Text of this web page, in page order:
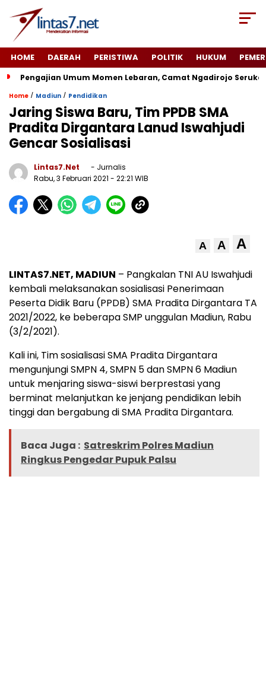
HOME DAERAH PERISTIWA POLITIK HUKUM
Pengajian Umum Momen Lebaran, Camat Ngadirojo
Home / Madiun / Pendidikan
Jaring Siswa Baru, Tim PPDB SMA
Pradita Dirgantara Lanud Iswahjudi
Gencar Sosialisasi
Lintas7.net
- Jurnalis
Rabu, 3 Februari 2021 - 22:21 WIB
A A A
LINTAS7.NET, MADIUN – Pangkalan TNI AU Iswahjudi
kembali melaksanakan sosialisasi Penerimaan
Peserta Didik Baru (PPDB) SMA Pradita Dirgantara TA
2021/2022, ke beberapa SMP unggulan Madiun, Rabu
(3/2/2021).
Kali ini, Tim sosialisasi SMA Pradita Dirgantara
mengunjungi SMPN 4, SMPN 5 dan SMPN 6 Madiun
untuk menjaring siswa-siswi berprestasi yang
berminat melanjutkan ke jenjang pendidikan lebih
tinggi dan bergabung di SMA Pradita Dirgantara.
Baca Juga : Satreskrim Polres Madiun
Ringkus Pengedar Pupuk Palsu